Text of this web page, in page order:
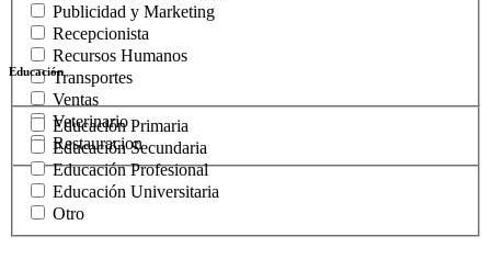
Publicidad y Marketing
Recepcionista
Recursos Humanos
Transportes
Ventas
Veterinario
Restauracion
Educación
Educación Primaria
Educación Secundaria
Educación Profesional
Educación Universitaria
Otro